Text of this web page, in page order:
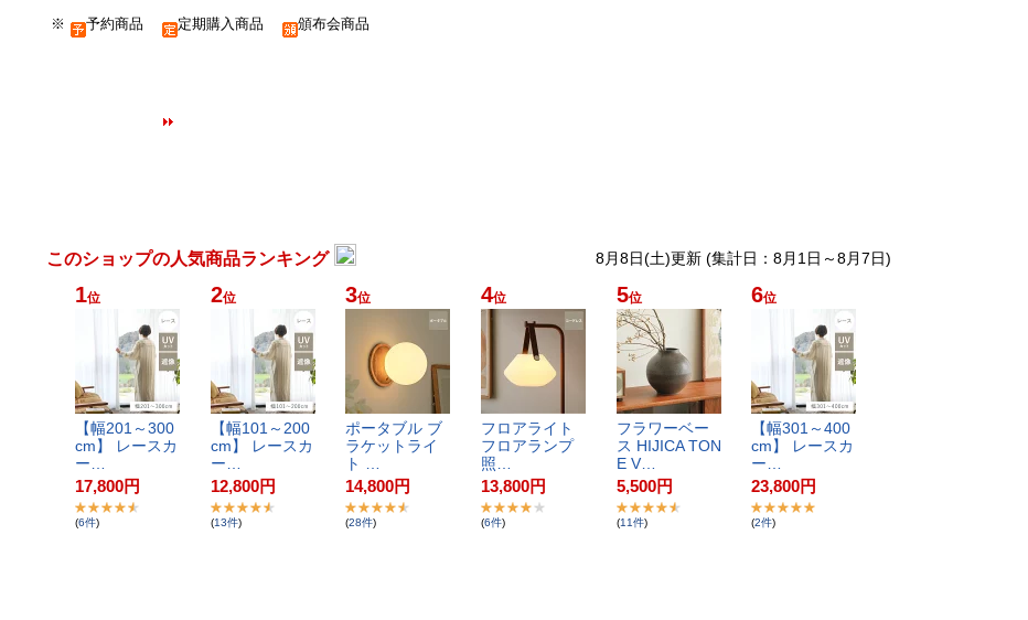
※
予約商品 定期購入商品 頒布会商品
このショップの人気商品ランキング 8月8日(土)更新 (集計日：8月1日～8月7日)
1位
【​幅​2​0​1​～​3​0​0​
c​m​】​ ​レ​ー​ス​カ​
ー​…
17,800円
(6件)
2位
【​幅​1​0​1​～​2​0​0​
c​m​】​ ​レ​ー​ス​カ​
ー​…
12,800円
(13件)
3位
ポ​ー​タ​ブ​ル​ ​ブ​
ラ​ケ​ッ​ト​ラ​イ​
ト​ ​…
14,800円
(28件)
4位
フ​ロ​ア​ラ​イ​ト​ ​
フ​ロ​ア​ラ​ン​プ​ ​
照​…
13,800円
(6件)
5位
フ​ラ​ワ​ー​ベ​ー​
ス​ ​H​I​J​I​C​A​ ​T​O​N​
E​ ​V​…
5,500円
(11件)
6位
【​幅​3​0​1​～​4​0​0​
c​m​】​ ​レ​ー​ス​カ​
ー​…
23,800円
(2件)